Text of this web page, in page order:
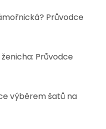
Průvodce
Průvodce
výběrem šatů na